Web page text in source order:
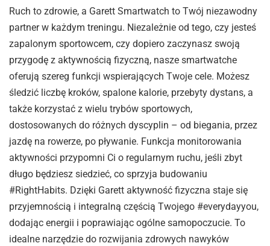
Ruch to zdrowie, a Garett Smartwatch to Twój niezawodny
partner w każdym treningu. Niezależnie od tego, czy jesteś
zapalonym sportowcem, czy dopiero zaczynasz swoją
przygodę z aktywnością fizyczną, nasze smartwatche
oferują szereg funkcji wspierających Twoje cele. Możesz
śledzić liczbę kroków, spalone kalorie, przebyty dystans, a
także korzystać z wielu trybów sportowych,
dostosowanych do różnych dyscyplin – od biegania, przez
jazdę na rowerze, po pływanie. Funkcja monitorowania
aktywności przypomni Ci o regularnym ruchu, jeśli zbyt
długo będziesz siedzieć, co sprzyja budowaniu
#RightHabits. Dzięki Garett aktywność fizyczna staje się
przyjemnością i integralną częścią Twojego #everydayyou,
dodając energii i poprawiając ogólne samopoczucie. To
idealne narzędzie do rozwijania zdrowych nawyków